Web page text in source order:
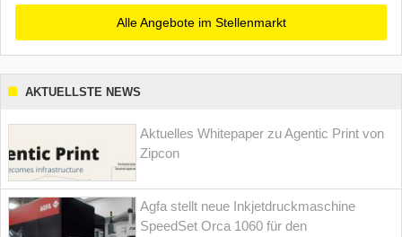
Alle Angebote im Stellenmarkt
AKTUELLSTE NEWS
Aktuelles Whitepaper zu Agentic Print von
Zipcon
Agfa stellt neue Inkjetdruckmaschine
SpeedSet Orca 1060 für den